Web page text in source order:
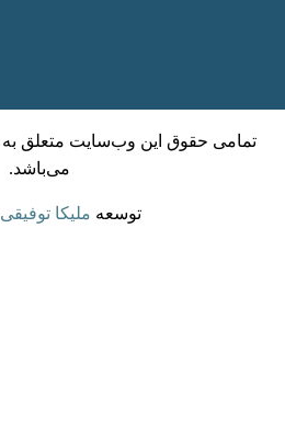
تمامی حقوق این وب‌سایت متعلق به
می‌باشد.
توسعهملیکا توفیقی © ۲۰۲۶